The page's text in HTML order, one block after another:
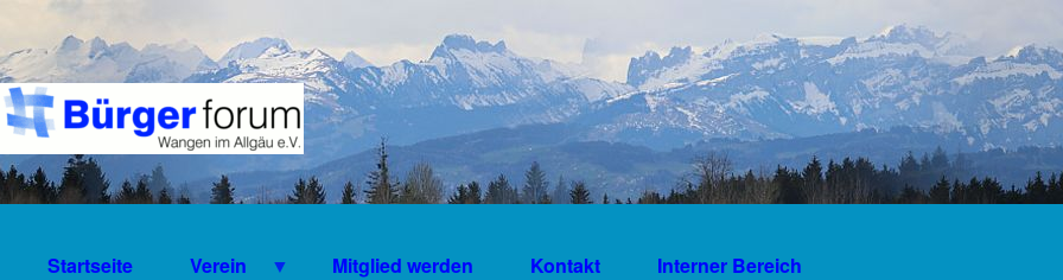
Suchformular
Suche
Startseite Verein Mitglied werden Kontakt Interner Bereich